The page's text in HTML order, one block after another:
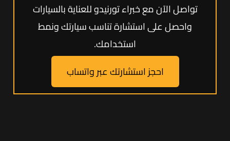
تواصل الآن مع خبراء تورنيدو للعناية بالسيارات
واحصل على استشارة تناسب سيارتك ونمط
استخدامك.
احجز استشارتك عبر واتساب